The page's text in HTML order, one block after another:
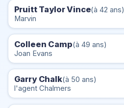
Pruitt Taylor Vince(à 42 ans)
Marvin
Colleen Camp(à 49 ans)
Joan Evans
Garry Chalk(à 50 ans)
l'agent Chalmers